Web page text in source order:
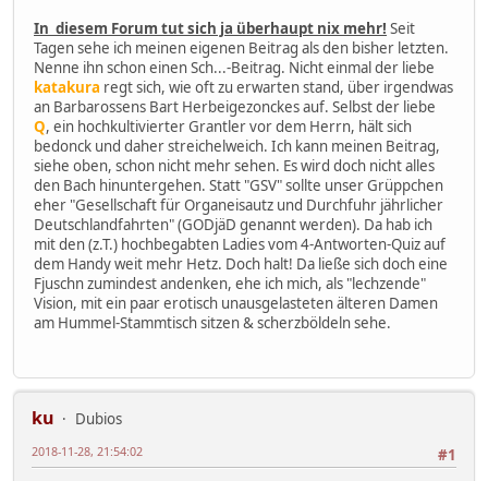
In diesem Forum tut sich ja überhaupt nix mehr! Seit
Tagen sehe ich meinen eigenen Beitrag als den bisher letzten.
Nenne ihn schon einen Sch...-Beitrag. Nicht einmal der liebe
katakura regt sich, wie oft zu erwarten stand, über irgendwas
an Barbarossens Bart Herbeigezonckes auf. Selbst der liebe
Q, ein hochkultivierter Grantler vor dem Herrn, hält sich
bedonck und daher streichelweich. Ich kann meinen Beitrag,
siehe oben, schon nicht mehr sehen. Es wird doch nicht alles
den Bach hinuntergehen. Statt "GSV" sollte unser Grüppchen
eher "Gesellschaft für Organeisautz und Durchfuhr jährlicher
Deutschlandfahrten" (GODjäD genannt werden). Da hab ich
mit den (z.T.) hochbegabten Ladies vom 4-Antworten-Quiz auf
dem Handy weit mehr Hetz. Doch halt! Da ließe sich doch eine
Fjuschn zumindest andenken, ehe ich mich, als "lechzende"
Vision, mit ein paar erotisch unausgelasteten älteren Damen
am Hummel-Stammtisch sitzen & scherzböldeln sehe.
ku
Dubios
#1
2018-11-28, 21:54:02